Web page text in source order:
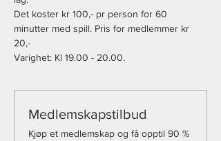
Det koster kr 100,- pr person for 60
minutter med spill. Pris for medlemmer kr
20,-
Varighet: Kl 19.00 - 20.00.
Medlemskapstilbud
Kjøp et medlemskap og få opptil 90 %